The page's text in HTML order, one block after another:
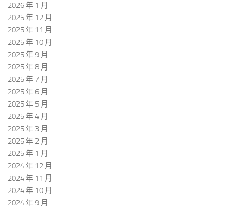
2026 年 1 月
2025 年 12 月
2025 年 11 月
2025 年 10 月
2025 年 9 月
2025 年 8 月
2025 年 7 月
2025 年 6 月
2025 年 5 月
2025 年 4 月
2025 年 3 月
2025 年 2 月
2025 年 1 月
2024 年 12 月
2024 年 11 月
2024 年 10 月
2024 年 9 月